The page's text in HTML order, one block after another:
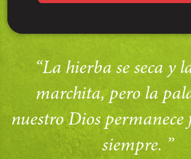
“La hierba se seca y
marchita, pero la
nuestro Dios
siempre. ”